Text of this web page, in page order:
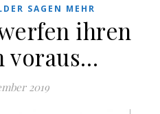
SAGEN MEHR
ihren
voraus…
2019